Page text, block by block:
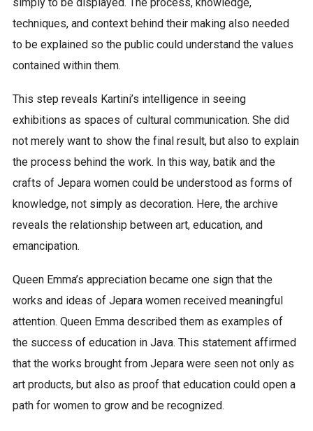
techniques, and context behind their making also needed
to be explained so the public could understand the values
contained within them.
This step reveals Kartini’s intelligence in seeing
exhibitions as spaces of cultural communication. She did
not merely want to show the final result, but also to explain
the process behind the work. In this way, batik and the
crafts of Jepara women could be understood as forms of
knowledge, not simply as decoration. Here, the archive
reveals the relationship between art, education, and
emancipation.
Queen Emma’s appreciation became one sign that the
works and ideas of Jepara women received meaningful
attention. Queen Emma described them as examples of
the success of education in Java. This statement affirmed
that the works brought from Jepara were seen not only as
art products, but also as proof that education could open a
path for women to grow and be recognized.